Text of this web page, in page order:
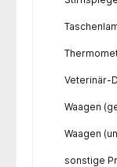
Veterinär-
Waagen
Waagen
sonstige